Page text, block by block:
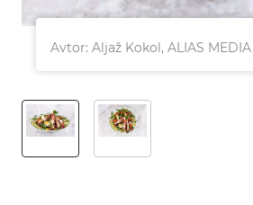
Avtor: Aljaž Kokol, ALIAS MEDIA